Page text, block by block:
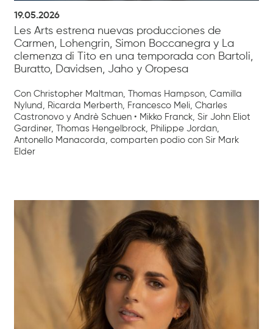
19.05.2026
Les Arts estrena nuevas producciones de
Carmen, Lohengrin, Simon Boccanegra y La
clemenza di Tito en una temporada con Bartoli,
Buratto, Davidsen, Jaho y Oropesa
Con Christopher Maltman, Thomas Hampson, Camilla
Nylund, Ricarda Merberth, Francesco Meli, Charles
Castronovo y Andrè Schuen • Mikko Franck, Sir John Eliot
Gardiner, Thomas Hengelbrock, Philippe Jordan,
Antonello Manacorda, comparten podio con Sir Mark
Elder